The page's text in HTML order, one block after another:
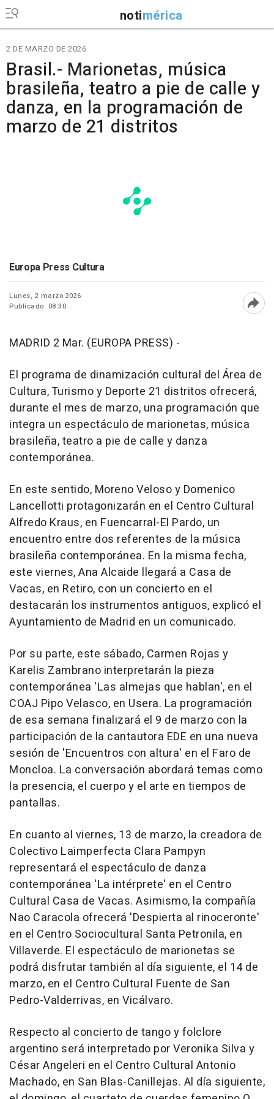
notimérica
2 DE MARZO DE 2026
Brasil.- Marionetas, música
brasileña, teatro a pie de calle y
danza, en la programación de
marzo de 21 distritos
Europa Press Cultura
Lunes, 2 marzo 2026
Publicado: 08:30
MADRID 2 Mar. (EUROPA PRESS) -
El programa de dinamización cultural del Área de
Cultura, Turismo y Deporte 21 distritos ofrecerá,
durante el mes de marzo, una programación que
integra un espectáculo de marionetas, música
brasileña, teatro a pie de calle y danza
contemporánea.
En este sentido, Moreno Veloso y Domenico
Lancellotti protagonizarán en el Centro Cultural
Alfredo Kraus, en Fuencarral-El Pardo, un
encuentro entre dos referentes de la música
brasileña contemporánea. En la misma fecha,
este viernes, Ana Alcaide llegará a Casa de
Vacas, en Retiro, con un concierto en el
destacarán los instrumentos antiguos, explicó el
Ayuntamiento de Madrid en un comunicado.
Por su parte, este sábado, Carmen Rojas y
Karelis Zambrano interpretarán la pieza
contemporánea 'Las almejas que hablan', en el
COAJ Pipo Velasco, en Usera. La programación
de esa semana finalizará el 9 de marzo con la
participación de la cantautora EDE en una nueva
sesión de 'Encuentros con altura' en el Faro de
Moncloa. La conversación abordará temas como
la presencia, el cuerpo y el arte en tiempos de
pantallas.
En cuanto al viernes, 13 de marzo, la creadora de
Colectivo Laimperfecta Clara Pampyn
representará el espectáculo de danza
contemporánea 'La intérprete' en el Centro
Cultural Casa de Vacas. Asimismo, la compañía
Nao Caracola ofrecerá 'Despierta al rinoceronte'
en el Centro Sociocultural Santa Petronila, en
Villaverde. El espectáculo de marionetas se
podrá disfrutar también al día siguiente, el 14 de
marzo, en el Centro Cultural Fuente de San
Pedro-Valderrivas, en Vicálvaro.
Respecto al concierto de tango y folclore
argentino será interpretado por Veronika Silva y
César Angeleri en el Centro Cultural Antonio
Machado, en San Blas-Canillejas. Al día siguiente,